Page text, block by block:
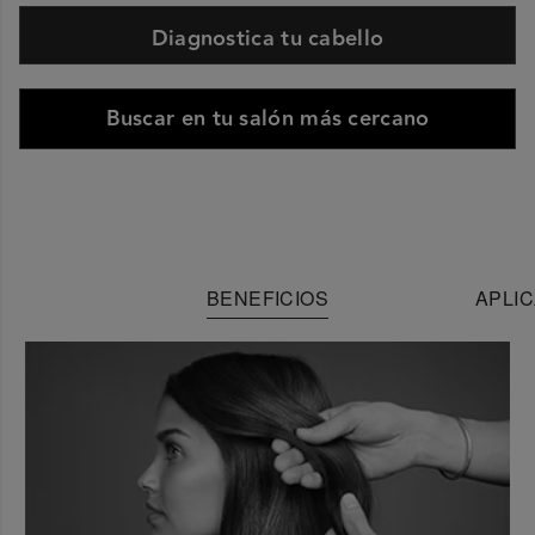
Diagnostica tu cabello
Buscar en tu salón más cercano
BENEFICIOS